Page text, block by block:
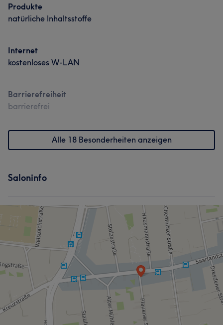
Produkte
natürliche Inhaltsstoffe
Internet
kostenloses W-LAN
Barrierefreiheit
barrierefrei
Alle 18 Besonderheiten anzeigen
Saloninfo